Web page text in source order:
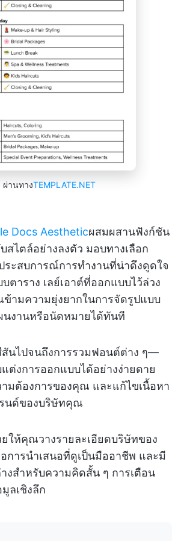
ผ่านทางTEMPLATE.NET
Docs Aestheticผสมผสานฟังก์ชัน
สไตล์อย่างลงตัว มอบทางเลือก
ระสบการณ์การทำงานที่น่าดึงดูดใจ
ตาราง เลย์เอาต์ที่ออกแบบไว้ล่วง
ามความยุ่งยากในการจัดรูปแบบ
นงานหรือนัดหมายได้ทันที
สันไปจนถึงการรวมฟอนต์ต่าง ๆ—
ต่งการออกแบบได้อย่างง่ายดาย
ามต้องการของคุณ และแก้ไขเนื้อหา
นด์ของบริษัทคุณ
ให้คุณวางรายละเอียดบริษัทของ
การนำเสนอที่ดูเป็นมืออาชีพ และมี
งสำหรับความคิดสั้น ๆ การเตือน
ลเชิงลึก